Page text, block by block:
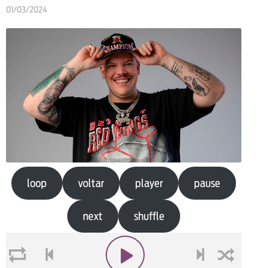
01/03/2024
loop voltar player pause
next shuffle